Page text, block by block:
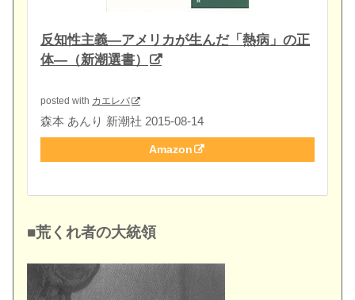
反知性主義―アメリカが生んだ「熱病」の正
体―（新潮選書）
posted with カエレバ
森本 あんり 新潮社 2015-08-14
Amazon
■荒くれ者の大統領